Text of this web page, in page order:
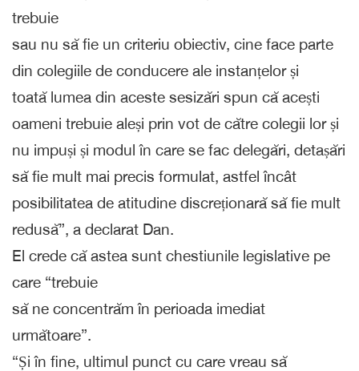
trebuie
sau nu să fie un criteriu obiectiv, cine face parte
din colegiile de conducere ale instanțelor și
toată lumea din aceste sesizări spun că acești
oameni trebuie aleși prin vot de către colegii lor și
nu impuși și modul în care se fac delegări, detașări
să fie mult mai precis formulat, astfel încât
posibilitatea de atitudine discreționară să fie mult
redusă”, a declarat Dan.
El crede că astea sunt chestiunile legislative pe
care “trebuie
să ne concentrăm în perioada imediat
următoare”.
“Și în fine, ultimul punct cu care vreau să